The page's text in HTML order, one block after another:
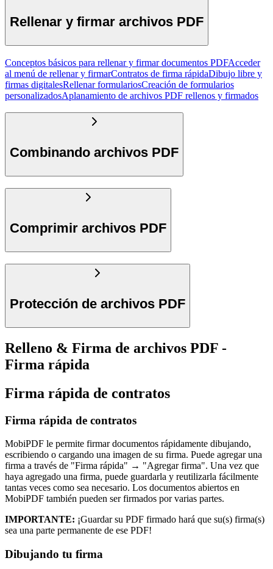
Rellenar y firmar archivos PDF
Conceptos básicos para rellenar y firmar documentos PDFAcceder
al menú de rellenar y firmarContratos de firma rápidaDibujo libre y
firmas digitalesRellenar formulariosCreación de formularios
personalizadosAplanamiento de archivos PDF rellenos y firmados
Combinando archivos PDF
Comprimir archivos PDF
Protección de archivos PDF
Relleno & Firma de archivos PDF -
Firma rápida
Firma rápida de contratos
Firma rápida de contratos
MobiPDF le permite firmar documentos rápidamente dibujando,
escribiendo o cargando una imagen de su firma. Puede agregar una
firma a través de "Firma rápida" → "Agregar firma". Una vez que
haya agregado una firma, puede guardarla y reutilizarla fácilmente
tantas veces como sea necesario. Los documentos abiertos en
MobiPDF también pueden ser firmados por varias partes.
IMPORTANTE: ¡Guardar su PDF firmado hará que su(s) firma(s)
sea una parte permanente de ese PDF!
Dibujando tu firma